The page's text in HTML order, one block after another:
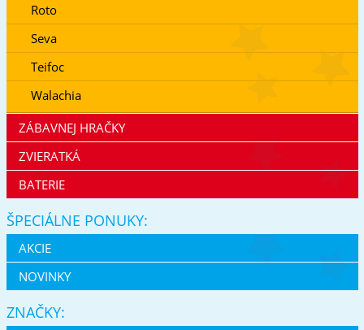
Roto
Seva
Teifoc
Walachia
ZÁBAVNEJ HRAČKY
ZVIERATKÁ
BATERIE
ŠPECIÁLNE PONUKY:
AKCIE
NOVINKY
ZNAČKY: